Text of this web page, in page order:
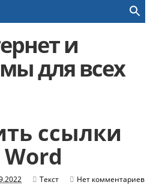
и
для всех
ссылки
Текст Нет комментариев